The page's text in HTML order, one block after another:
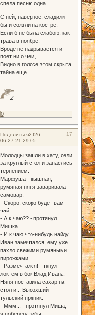
спела песню одна.
С ней, наверное, сладили
бы и сожгли на костре,
Если б не была слабою, как
трава в ноябре.
Вроде не надрывается и
поет ни о чем,
Видно в голосе этом скрыта
тайна еще.
Z
0
Поделиться 17
2026-
06-27 21:29:05
Молодцы зашли в хату, сели
за круглый стол и запаслись
терпением.
Марфуша - пышная,
румяная няня заваривала
самовар.
- Скоро, скоро будет вам
чай.
- А к чаю?? - протянул
Мишка.
- И к чаю что-нибудь найду.
Иван замечтался, ему уже
пахло свежими румяными
пирожками.
- Размечтался! - ткнул
локтем в бок Влад Ивана.
Няня поставила сахар на
стол и... Высохший
тульский пряник.
- Ммм... - протянул Миша, -
я поберегу зубы.